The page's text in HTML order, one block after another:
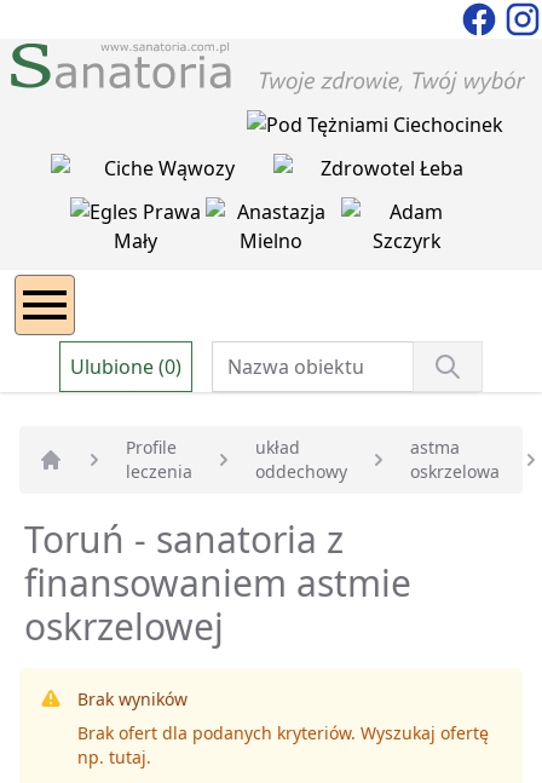
Ulubione (0)
Strona główna
Profile
leczenia
układ
oddechowy
astma
oskrzelowa
Toruń - sanatoria z
finansowaniem astmie
oskrzelowej
Brak wyników
Brak ofert dla podanych kryteriów. Wyszukaj ofertę
np. tutaj.